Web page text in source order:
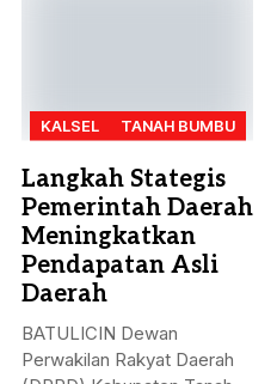
KALSEL TANAH BUMBU
Langkah Stategis
Pemerintah Daerah
Meningkatkan
Pendapatan Asli
Daerah
BATULICIN Dewan
Perwakilan Rakyat Daerah